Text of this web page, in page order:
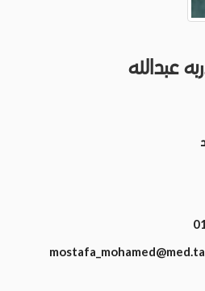
عبدالله